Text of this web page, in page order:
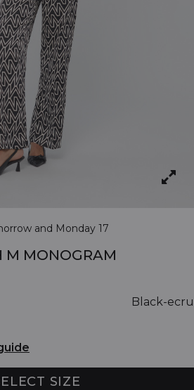
and Monday 17
M MONOGRAM
Black-ecru
SIZE